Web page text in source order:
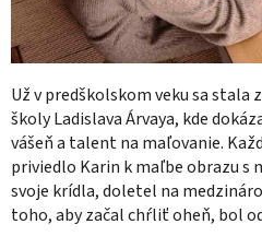
Už v predškolskom veku sa stala
školy Ladislava Árvaya, kde
vášeň a talent na maľovanie.
priviedlo Karin k maľbe obrazu s
svoje krídla, doletel na
toho, aby začal chŕliť oheň, bol